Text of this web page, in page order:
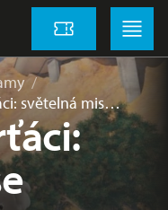
Vstupenky
Menu
světelná mis…